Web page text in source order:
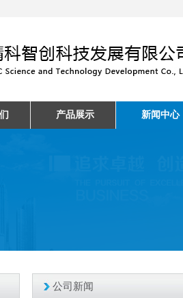
产品展示 新闻中心
公司新闻